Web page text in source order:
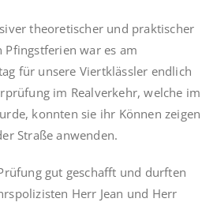
theoretischer und praktischer
war es am
für unsere Viertklässler endlich
im Realverkehr, welche im
konnten sie ihr Können zeigen
Straße anwenden.
gut geschafft und durften
Herr Jean und Herr